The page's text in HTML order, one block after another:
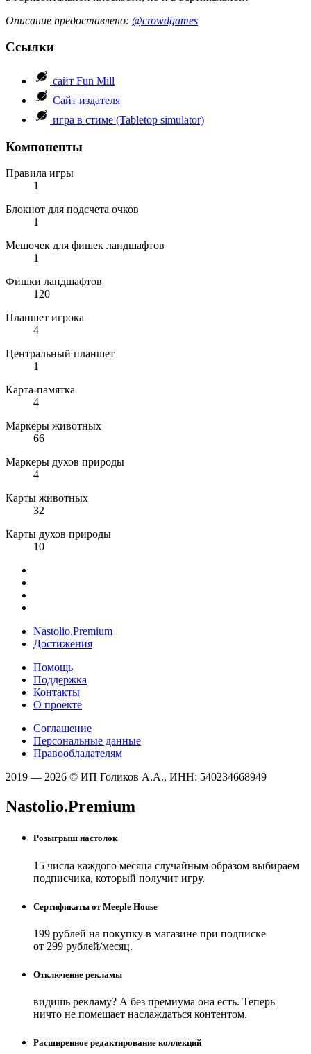
Описание предоставлено: @crowdgames
Ссылки
сайт Fun Mill
Сайт издателя
игра в стиме (Tabletop simulator)
Компоненты
Правила игры
1
Блокнот для подсчета очков
1
Мешочек для фишек ландшафтов
1
Фишки ландшафтов
120
Планшет игрока
4
Центральный планшет
1
Карта-памятка
4
Маркеры животных
66
Маркеры духов природы
4
Карты животных
32
Карты духов природы
10
Nastolio.Premium
Достижения
Помощь
Поддержка
Контакты
О проекте
Соглашение
Персональные данные
Правообладателям
2019 — 2026 © ИП Голиков А.А., ИНН: 540234668949
Nastolio.Premium
Розыгрыш настолок
15 числа каждого месяца случайным образом выбираем
подписчика, который получит игру.
Сертификаты от Meeple House
199 рублей на покупку в магазине при подписке
от 299 рублей/месяц.
Отключение рекламы
видишь рекламу? А без премиума она есть. Теперь
ничто не помешает наслаждаться контентом.
Расширенное редактирование коллекций